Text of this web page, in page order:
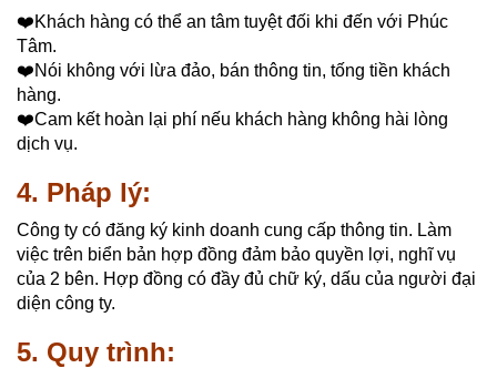
❤️Khách hàng có thể an tâm tuyệt đối khi đến với Phúc
Tâm.
❤️Nói không với lừa đảo, bán thông tin, tống tiền khách
hàng.
❤️Cam kết hoàn lại phí nếu khách hàng không hài lòng
dịch vụ.
4. Pháp lý:
Công ty có đăng ký kinh doanh cung cấp thông tin. Làm
việc trên biển bản hợp đồng đảm bảo quyền lợi, nghĩ vụ
của 2 bên. Hợp đồng có đầy đủ chữ ký, dấu của người đại
diện công ty.
5. Quy trình: